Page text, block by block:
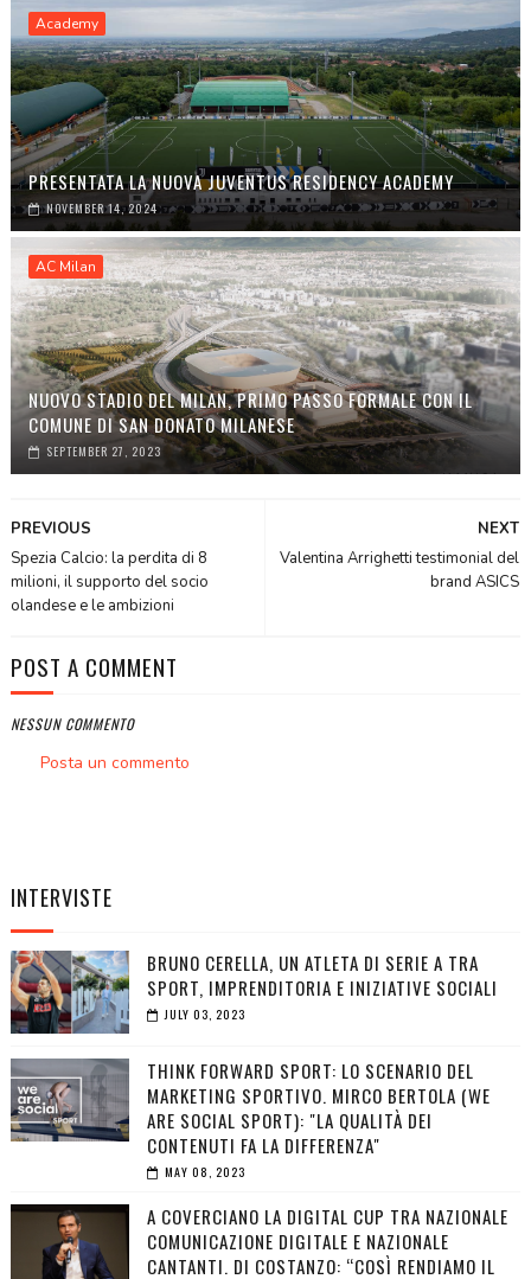
Academy
PRESENTATA LA NUOVA JUVENTUS RESIDENCY ACADEMY
NOVEMBER 14, 2024
AC Milan
NUOVO STADIO DEL MILAN, PRIMO PASSO FORMALE CON IL
COMUNE DI SAN DONATO MILANESE
SEPTEMBER 27, 2023
NEXT
Valentina Arrighetti testimonial del
brand ASICS
PREVIOUS
Spezia Calcio: la perdita di 8
milioni, il supporto del socio
olandese e le ambizioni
POST A COMMENT
NESSUN COMMENTO
Posta un commento
INTERVISTE
BRUNO CERELLA, UN ATLETA DI SERIE A TRA
SPORT, IMPRENDITORIA E INIZIATIVE SOCIALI
JULY 03, 2023
THINK FORWARD SPORT: LO SCENARIO DEL
MARKETING SPORTIVO. MIRCO BERTOLA (WE
ARE SOCIAL SPORT): "LA QUALITÀ DEI
CONTENUTI FA LA DIFFERENZA"
MAY 08, 2023
A COVERCIANO LA DIGITAL CUP TRA NAZIONALE
COMUNICAZIONE DIGITALE E NAZIONALE
CANTANTI. DI COSTANZO: “COSÌ RENDIAMO IL